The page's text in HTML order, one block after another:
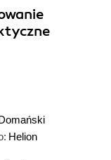
Helion